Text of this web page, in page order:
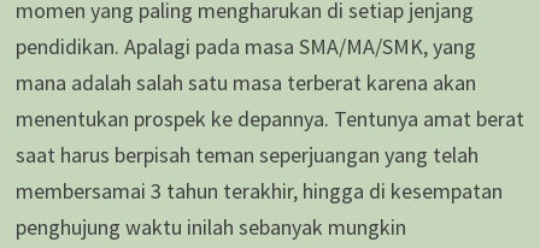
momen yang paling mengharukan di setiap jenjang
pendidikan. Apalagi pada masa SMA/MA/SMK, yang
mana adalah salah satu masa terberat karena akan
menentukan prospek ke depannya. Tentunya amat berat
saat harus berpisah teman seperjuangan yang telah
membersamai 3 tahun terakhir, hingga di kesempatan
penghujung waktu inilah sebanyak mungkin